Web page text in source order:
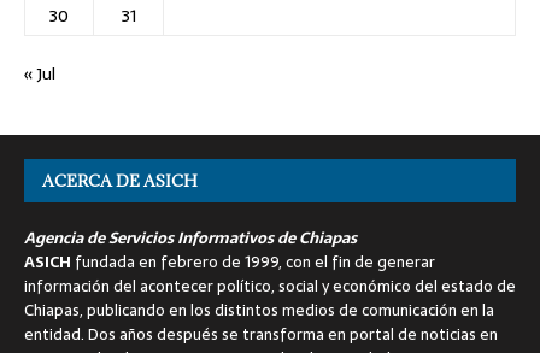
30
31
« Jul
ACERCA DE ASICH
Agencia de Servicios Informativos de Chiapas
ASICH fundada en febrero de 1999, con el fin de generar
información del acontecer político, social y económico del estado de
Chiapas, publicando en los distintos medios de comunicación en la
entidad. Dos años después se transforma en portal de noticias en